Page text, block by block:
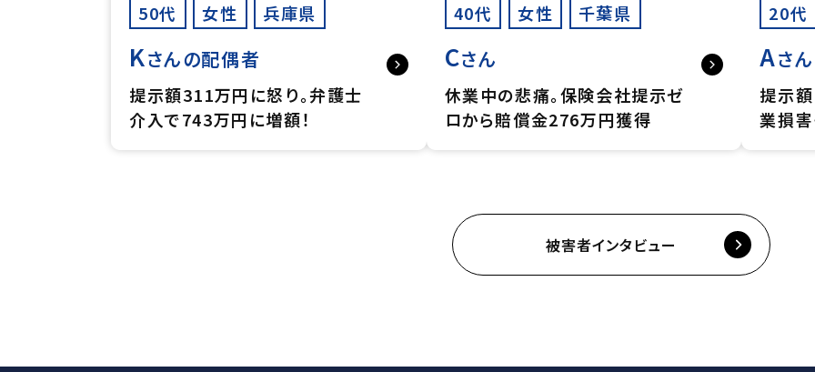
50代 女性 兵庫県
Kさんの配偶者
提示額311万円に怒り。弁護士
介入で743万円に増額！
40代 女性 千葉県
Cさん
休業中の悲痛。保険会社提示ゼ
ロから賠償金276万円獲得
20代
Aさん
提示
業損害
被害者インタビュー